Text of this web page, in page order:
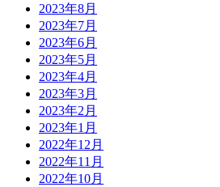
2023年8月
2023年7月
2023年6月
2023年5月
2023年4月
2023年3月
2023年2月
2023年1月
2022年12月
2022年11月
2022年10月